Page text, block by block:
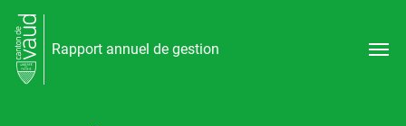
Rapport annuel de gestion